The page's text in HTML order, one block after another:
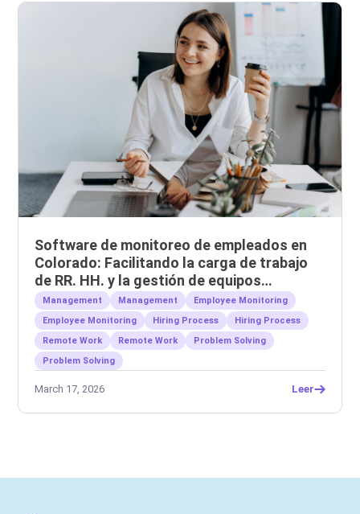
Software de monitoreo de empleados en
Colorado: Facilitando la carga de trabajo
de RR. HH. y la gestión de equipos
remotos.
Management Management
Employee Monitoring
Employee Monitoring
Hiring Process
Hiring Process
Remote Work
Remote Work
Problem Solving
Problem Solving
March 17, 2026 Leer